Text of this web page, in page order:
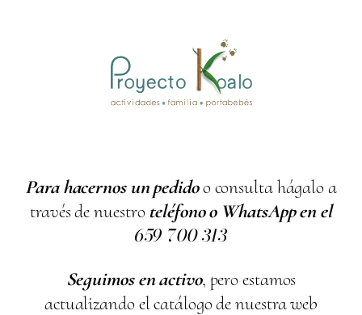
Para hacernos un pedidoo consulta hágalo a
través de nuestro teléfono o WhatsApp en el
659 700313
Seguimos en activo, pero estamos
actualizando el catálogo de nuestra web